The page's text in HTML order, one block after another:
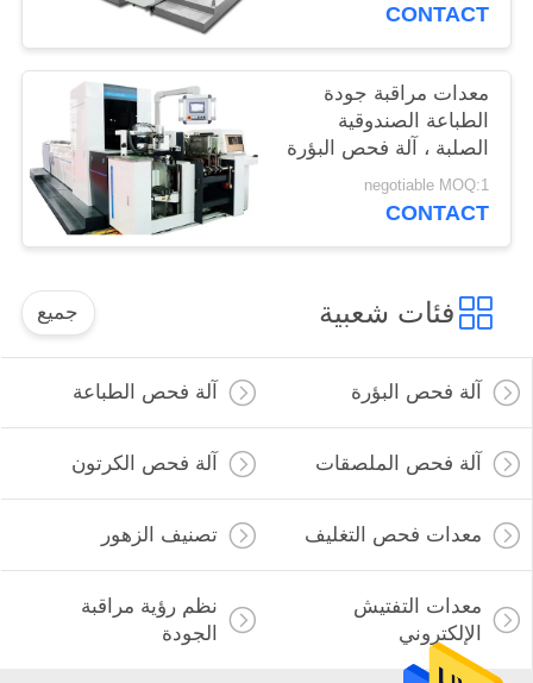
CONTACT
معدات مراقبة جودة
الطباعة الصندوقية
الصلبة ، آلة فحص البؤرة
negotiable MOQ:1
CONTACT
فئات شعبية جميع
آلة فحص البؤرة آلة فحص الطباعة
آلة فحص الملصقات آلة فحص الكرتون
معدات فحص التغليف تصنيف الزهور
معدات التفتيش
الإلكتروني
نظم رؤية مراقبة
الجودة